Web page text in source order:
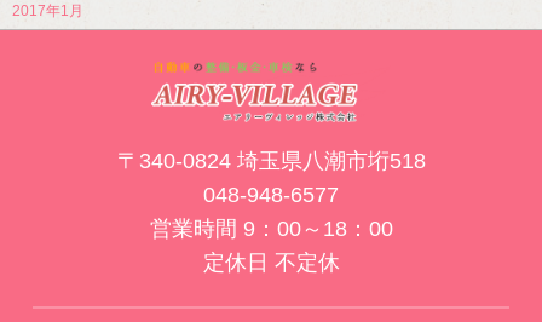
2017年1月
〒340-0824 埼玉県八潮市垳518
048-948-6577
営業時間 9：00～18：00
定休日 不定休